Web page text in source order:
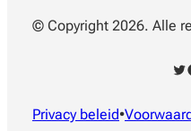
© Copyright 2026. Alle
Twitter
Privacy beleid•